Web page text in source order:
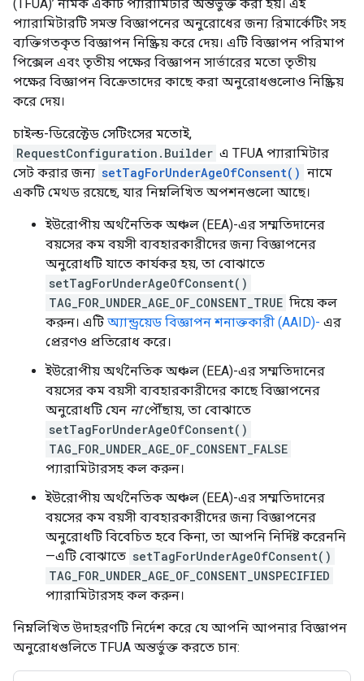
(TFUA)’ নামক একটি প্যারামিটার অন্তর্ভুক্ত করা হয়। এই
প্যারামিটারটি সমস্ত বিজ্ঞাপনের অনুরোধের জন্য রিমার্কেটিং সহ
ব্যক্তিগতকৃত বিজ্ঞাপন নিষ্ক্রিয় করে দেয়। এটি বিজ্ঞাপন পরিমাপ
পিক্সেল এবং তৃতীয় পক্ষের বিজ্ঞাপন সার্ভারের মতো তৃতীয়
পক্ষের বিজ্ঞাপন বিক্রেতাদের কাছে করা অনুরোধগুলোও নিষ্ক্রিয়
করে দেয়।
চাইল্ড-ডিরেক্টেড সেটিংসের মতোই,
RequestConfiguration.Builder এ TFUA প্যারামিটার
সেট করার জন্য setTagForUnderAgeOfConsent() নামে
একটি মেথড রয়েছে, যার নিম্নলিখিত অপশনগুলো আছে।
ইউরোপীয় অর্থনৈতিক অঞ্চল (EEA)-এর সম্মতিদানের
বয়সের কম বয়সী ব্যবহারকারীদের জন্য বিজ্ঞাপনের
অনুরোধটি যাতে কার্যকর হয়, তা বোঝাতে
setTagForUnderAgeOfConsent()
TAG_FOR_UNDER_AGE_OF_CONSENT_TRUE দিয়ে কল
করুন। এটি অ্যান্ড্রয়েড বিজ্ঞাপন শনাক্তকারী (AAID)- এর
প্রেরণও প্রতিরোধ করে।
ইউরোপীয় অর্থনৈতিক অঞ্চল (EEA)-এর সম্মতিদানের
বয়সের কম বয়সী ব্যবহারকারীদের কাছে বিজ্ঞাপনের
অনুরোধটি যেন নাপৌঁছায়, তা বোঝাতে
setTagForUnderAgeOfConsent()
TAG_FOR_UNDER_AGE_OF_CONSENT_FALSE
প্যারামিটারসহ কল ​​করুন।
ইউরোপীয় অর্থনৈতিক অঞ্চল (EEA)-এর সম্মতিদানের
বয়সের কম বয়সী ব্যবহারকারীদের জন্য বিজ্ঞাপনের
অনুরোধটি বিবেচিত হবে কিনা, তা আপনি নির্দিষ্ট করেননি
—এটি বোঝাতে setTagForUnderAgeOfConsent()
TAG_FOR_UNDER_AGE_OF_CONSENT_UNSPECIFIED
প্যারামিটারসহ কল ​​করুন।
নিম্নলিখিত উদাহরণটি নির্দেশ করে যে আপনি আপনার বিজ্ঞাপন
অনুরোধগুলিতে TFUA অন্তর্ভুক্ত করতে চান: